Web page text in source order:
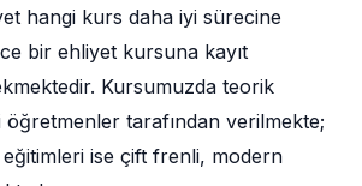
hangi kurs daha iyi sürecine
bir ehliyet kursuna kayıt
Kursumuzda teorik
tarafından verilmekte;
ise çift frenli, modern